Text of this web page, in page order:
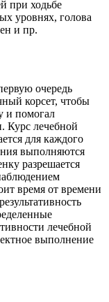
при ходьбе
уровнях, голова
и пр.
очередь
корсет, чтобы
и помогал
Курс лечебной
для каждого
выполняются
разрешается
время от времени
лечебной
выполнение